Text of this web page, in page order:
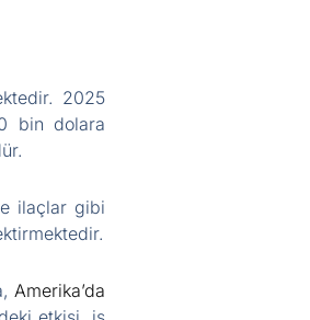
2025
bin dolara
ilaçlar gibi
Amerika’da